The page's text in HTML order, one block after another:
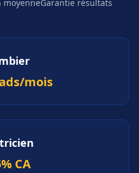
moyenneGarantie résultats
mois
CA